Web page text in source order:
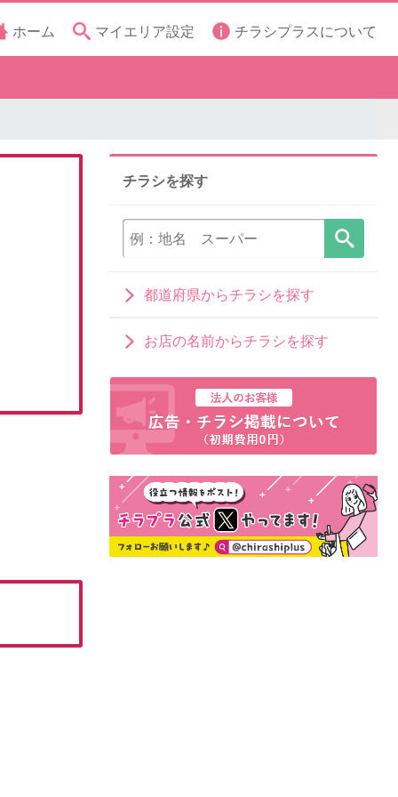
ホーム マイエリア設定 チラシプラスについて
チラシを探す
都道府県からチラシを探す
お店の名前からチラシを探す